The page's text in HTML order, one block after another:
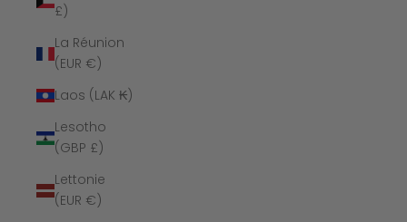
£)
La Réunion
(EUR €)
Laos (LAK ₭)
Lesotho
(GBP £)
Lettonie
(EUR €)